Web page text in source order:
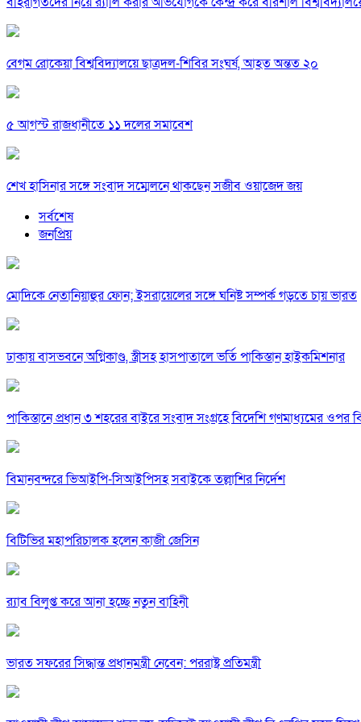
বেগম রোকেয়া বিশ্ববিদ্যালয়ে ছাত্রদল-শিবির সংঘর্ষ, আহত অন্তত ২০
৫ আগস্ট রাজধানীতে ১১ দলের সমাবেশ
শেখ হাসিনার সঙ্গে সংবাদ সম্মেলনে থাকছেন সজীব ওয়াজেদ জয়
সর্বশেষ
জনপ্রিয়
মোদিকে নেতানিয়াহুর ফোন; ইসরায়েলের সঙ্গে ঘনিষ্ট সম্পর্ক গড়তে চায় ভারত
ঢাকায় বাসভবনে অগ্নিকাণ্ড, স্ত্রীসহ হাসপাতালে ভর্তি পাকিস্তান হাইকমিশনার
পাকিস্তানে প্রধান ৩ শহরের বাইরে সংবাদ সংগ্রহে বিদেশি গণমাধ্যমের ওপর
বিমানবন্দরে ভিআইপি-সিআইপিসহ সবাইকে তল্লাশির নির্দেশ
বিটিভির মহাপরিচালক হলেন কাজী জেসিন
র‍্যাব বিলুপ্ত করে আনা হচ্ছে নতুন বাহিনী
ভারত সফরের সিদ্ধান্ত প্রধানমন্ত্রী নেবেন: পররাষ্ট্র প্রতিমন্ত্রী